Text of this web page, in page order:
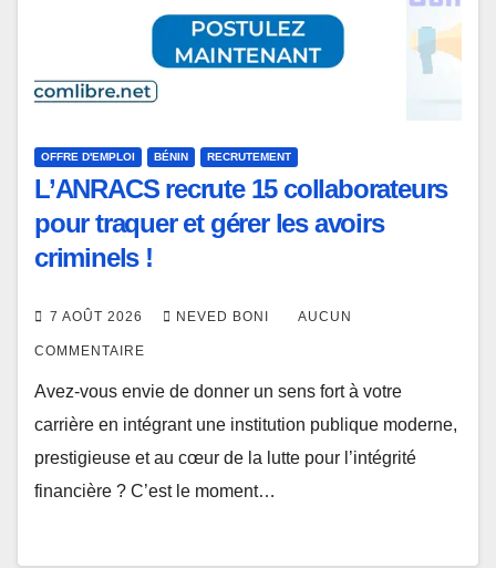
OFFRE D'EMPLOI BÉNIN RECRUTEMENT
L’ANRACS recrute 15 collaborateurs
pour traquer et gérer les avoirs
criminels !
7 AOÛT 2026 NEVED BONI AUCUN
COMMENTAIRE
Avez-vous envie de donner un sens fort à votre
carrière en intégrant une institution publique moderne,
prestigieuse et au cœur de la lutte pour l’intégrité
financière ? C’est le moment…